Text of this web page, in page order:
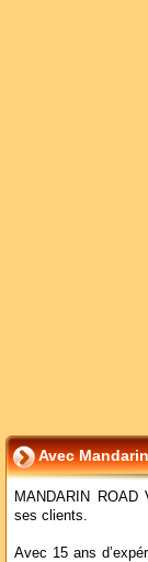
Avec
MANDARIN ROAD
ses clients.
Avec 15 ans